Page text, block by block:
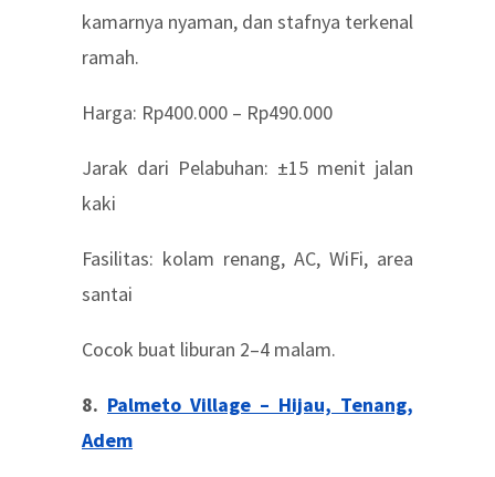
kamarnya nyaman, dan stafnya terkenal
ramah.
Harga: Rp400.000 – Rp490.000
Jarak dari Pelabuhan: ±15 menit jalan
kaki
Fasilitas: kolam renang, AC, WiFi, area
santai
Cocok buat liburan 2–4 malam.
8. Palmeto Village – Hijau, Tenang,
Adem